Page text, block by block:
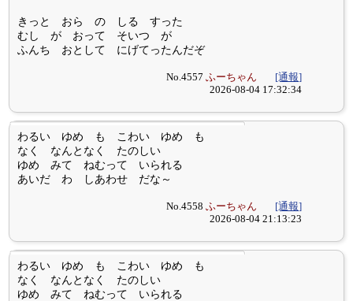
きっと おら の しる すった
むし が おって そいつ が
ふんち おとして にげてったんだぞ
No.4557ふーちゃん
[通報]
2026-08-04 17:32:34
わるい ゆめ も こわい ゆめ も
なく なんとなく たのしい
ゆめ みて ねむって いられる
あいだ わ しあわせ だな～
No.4558ふーちゃん
[通報]
2026-08-04 21:13:23
わるい ゆめ も こわい ゆめ も
なく なんとなく たのしい
ゆめ みて ねむって いられる